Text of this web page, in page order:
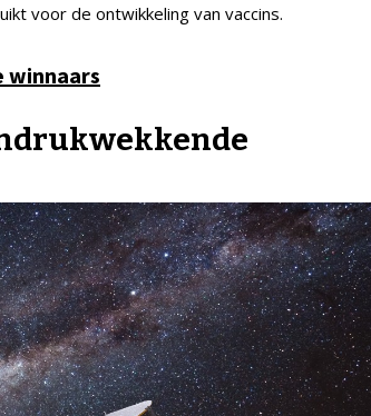
voor de ontwikkeling van vaccins.
winnaars